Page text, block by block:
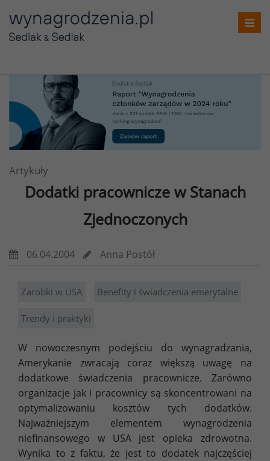
Artykuły
Dodatki pracownicze w Stanach
Zjednoczonych
06.04.2004 Anna Postół
Zarobki w USA Benefity i świadczenia emerytalne
Trendy i praktyki
W nowoczesnym podejściu do wynagradzania,
Amerykanie zwracają coraz większą uwagę na
dodatkowe świadczenia pracownicze. Zarówno
organizacje jak i pracownicy są skoncentrowani na
optymalizowaniu kosztów tych dodatków.
Najważniejszym elementem wynagrodzenia
niefinansowego w USA jest opieka zdrowotna.
Wynika to z faktu, że jest to dodatek najczęściej